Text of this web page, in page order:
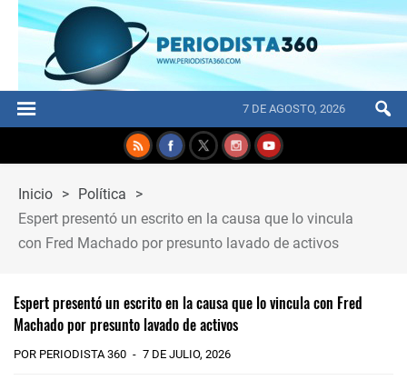
7 DE AGOSTO, 2026
Inicio > Política
>
Espert presentó un escrito en la causa que lo vincula
con Fred Machado por presunto lavado de activos
Espert presentó un escrito en la causa que lo vincula con Fred
Machado por presunto lavado de activos
POR PERIODISTA 360 7 DE JULIO, 2026